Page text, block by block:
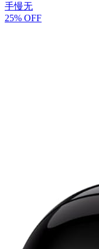
手慢无
25% OFF